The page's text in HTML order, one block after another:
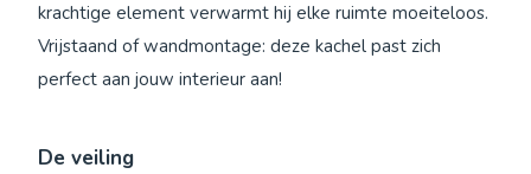
krachtige element verwarmt hij elke ruimte moeiteloos.
Vrijstaand of wandmontage: deze kachel past zich
perfect aan jouw interieur aan!
De veiling